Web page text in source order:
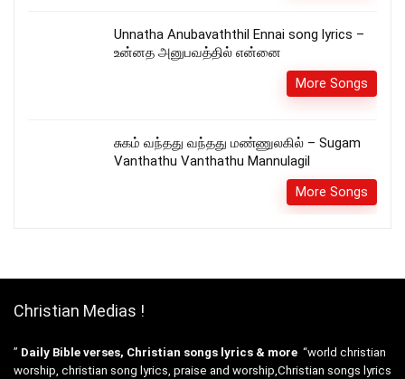
Unnatha Anubavaththil Ennai song lyrics –
உன்னத அனுபவத்தில் என்னை
More Songs
சுகம் வந்தது வந்தது மண்ணுலகில் – Sugam
Vanthathu Vanthathu Mannulagil
More Songs
Christian Medias !
” Daily Bible verses, Christian songs lyrics & more “world christian
worship, christian song lyrics, praise and worship,Christian songs lyrics